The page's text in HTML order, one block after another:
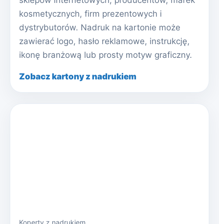
kosmetycznych, firm prezentowych i
dystrybutorów. Nadruk na kartonie może
zawierać logo, hasło reklamowe, instrukcję,
ikonę branżową lub prosty motyw graficzny.
Zobacz kartony z nadrukiem
Koperty z nadrukiem